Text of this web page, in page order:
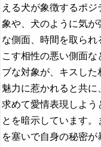
える犬が象徴するポ
象や、犬のように気
な側面、時間を取ら
こす相性の悪い側面
ブな対象が、キスし
魅力に惹かれると共
求めて愛情表現しよう
とを暗示しています
を塞いで自身の秘密